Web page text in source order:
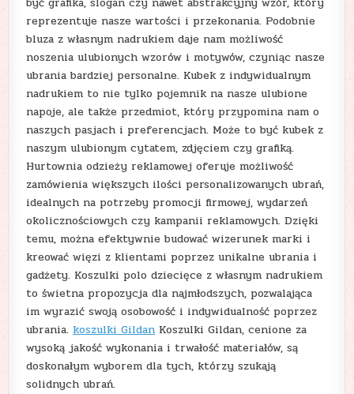
reprezentuje nasze wartości i przekonania. Podobnie
bluza z własnym nadrukiem daje nam możliwość
noszenia ulubionych wzorów i motywów, czyniąc nasze
ubrania bardziej personalne. Kubek z indywidualnym
nadrukiem to nie tylko pojemnik na nasze ulubione
napoje, ale także przedmiot, który przypomina nam o
naszych pasjach i preferencjach. Może to być kubek z
naszym ulubionym cytatem, zdjęciem czy grafiką.
Hurtownia odzieży reklamowej oferuje możliwość
zamówienia większych ilości personalizowanych ubrań,
idealnych na potrzeby promocji firmowej, wydarzeń
okolicznościowych czy kampanii reklamowych. Dzięki
temu, można efektywnie budować wizerunek marki i
kreować więzi z klientami poprzez unikalne ubrania i
gadżety. Koszulki polo dziecięce z własnym nadrukiem
to świetna propozycja dla najmłodszych, pozwalająca
im wyrazić swoją osobowość i indywidualność poprzez
ubrania.koszulki GildanKoszulki Gildan, cenione za
wysoką jakość wykonania i trwałość materiałów, są
doskonałym wyborem dla tych, którzy szukają
solidnych ubrań.